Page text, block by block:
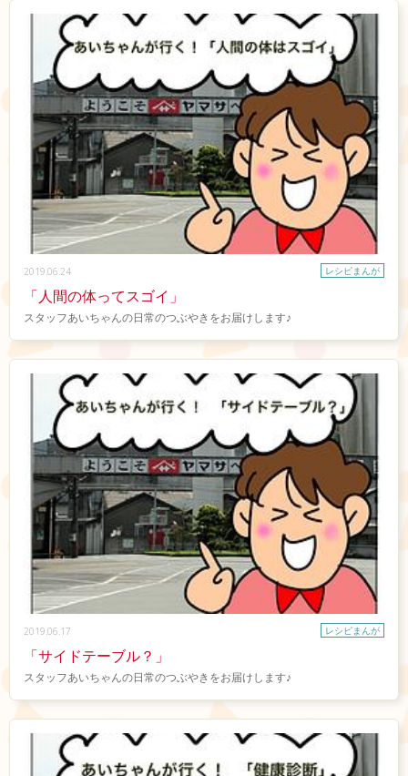
2019.06.24 レシピまんが
「人間の体ってスゴイ」
スタッフあいちゃんの日常のつぶやきをお届けします♪
2019.06.17 レシピまんが
「サイドテーブル？」
スタッフあいちゃんの日常のつぶやきをお届けします♪